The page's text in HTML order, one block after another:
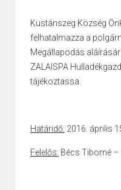
Kustánszeg Község
felhatalmazza a
Megállapodás
ZALAISPA
tájékoztassa.
Határidő: 2016. április
Felelős: Bécs Tiborné